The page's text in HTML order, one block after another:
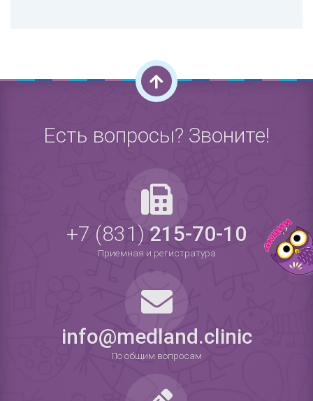
Есть вопросы? Звоните!
+7 (831)215-70-10
Приемная и регистратура
info@medland.clinic
По общим вопросам